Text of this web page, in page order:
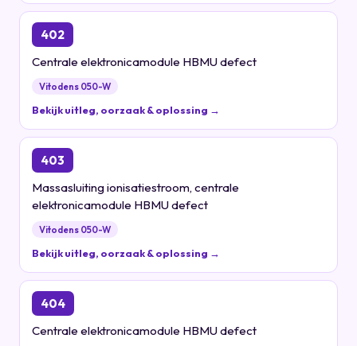
402
Centrale elektronicamodule HBMU defect
Vitodens 050-W
Bekijk uitleg, oorzaak & oplossing →
403
Massasluiting ionisatiestroom, centrale
elektronicamodule HBMU defect
Vitodens 050-W
Bekijk uitleg, oorzaak & oplossing →
404
Centrale elektronicamodule HBMU defect